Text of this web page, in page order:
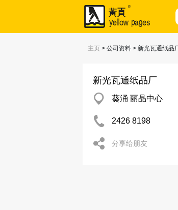
主页 > 公司资料 > 新光瓦通纸品
新光瓦通纸品厂
葵涌 丽晶中心
2426 8198
分享给朋友